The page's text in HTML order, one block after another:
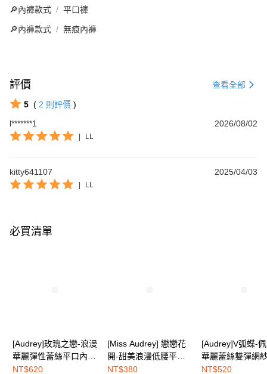
🔎內褲款式 平口褲
🔎內褲款式 無痕內褲
評價 查看全部
5 ( 2 則評價 )
l*******1
2026/08/02
LL
kitty641107 2025/04/03
LL
必買清單
[Audrey]玫瑰之戀-浪漫
華麗彈性蕾絲平口內
褲-蜜糖粉
NT$620
[Miss Audrey] 戀戀花
開-甜美浪漫低腰平口
內褲-夜戀花語黑
NT$380
[Audrey]V弧蝶-
華麗蕾絲雙彈網
無痕平口內褲-神
NT$520